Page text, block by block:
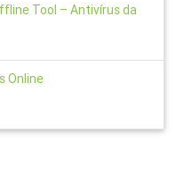
Tool – Antivírus da
Online